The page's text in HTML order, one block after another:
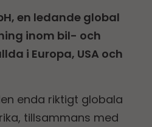
en ledande global
inom bil- och
i Europa, USA och
enda riktigt globala
tillsammans med